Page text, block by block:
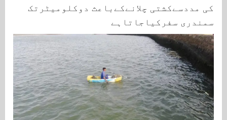
کی مددسےکشتی چلانےکےباعث دوکلومیٹرتک
سمندری سفرکیاجاتاہے